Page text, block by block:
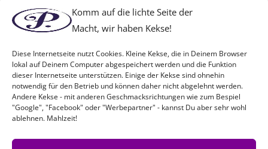
Komm auf die lichte Seite der
Macht, wir haben Kekse!
Diese Internetseite nutzt Cookies. Kleine Kekse, die in Deinem Browser
lokal auf Deinem Computer abgespeichert werden und die Funktion
dieser Internetseite unterstützen. Einige der Kekse sind ohnehin
notwendig für den Betrieb und können daher nicht abgelehnt werden.
Andere Kekse - mit anderen Geschmacksrichtungen wie zum Bespiel
"Google", "Facebook" oder "Werbepartner" - kannst Du aber sehr wohl
ablehnen. Mahlzeit!
Es befinden sich keine Produkte im Warenkorb.
Nichts Passendes gefunden?
Wenn Sie nach etwas Bestimmtem suchen oder gerne ein Produkt
Ihren Wünschen entsprechend anfertigen lassen möchten,